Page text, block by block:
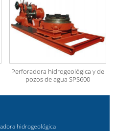
Perforadora hidrogeológica y de
pozos de agua SPS600
hidrogeológica